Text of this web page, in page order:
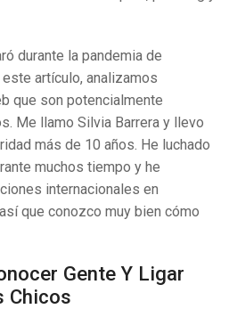
durante la pandemia de
artículo, analizamos
que son potencialmente
Me llamo Silvia Barrera y llevo
más de 10 años. He luchado
muchos tiempo y he
internacionales en
que conozco muy bien cómo
Gente Y Ligar
Chicos